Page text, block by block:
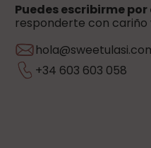
Puedes escribirme
responderte con cariño
+34 603 603 058